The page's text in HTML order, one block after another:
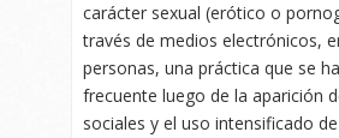
carácter sexual (erótico o
través de medios electrónicos,
personas, una práctica que se
frecuente luego de la aparición
sociales y el uso intensificado